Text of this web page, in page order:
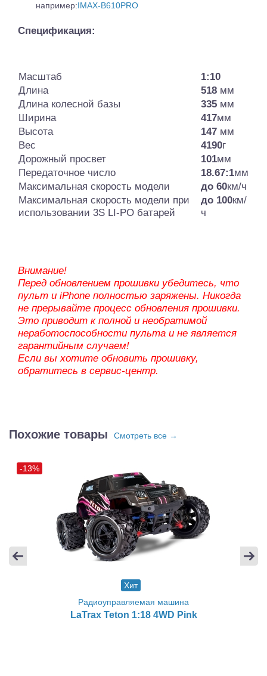
например:IMAX-B610PRO
Спецификация:
Масштаб
1:10
Длина
518 мм
Длина колесной базы
335 мм
Ширина
417мм
Высота
147 мм
Вес
4190г
Дорожный просвет
101мм
Передаточное число
18.67:1мм
Максимальная скорость модели
до 60км/ч
Максимальная скорость модели при
использовании 3S LI-PO батарей
до 100км/
ч
Внимание!
Перед обновлением прошивки убедитесь, что
пульт и iPhone полностью заряжены. Никогда
не прерывайте процесс обновления прошивки.
Это приводит к полной и необратимой
неработоспособности пульта и не является
гарантийным случаем!
Если вы хотите обновить прошивку,
обратитесь в сервис-центр.
Похожие товары Смотреть все →
-13%
Хит
Радиоуправляемая машина
LaTrax Teton 1:18 4WD Pink